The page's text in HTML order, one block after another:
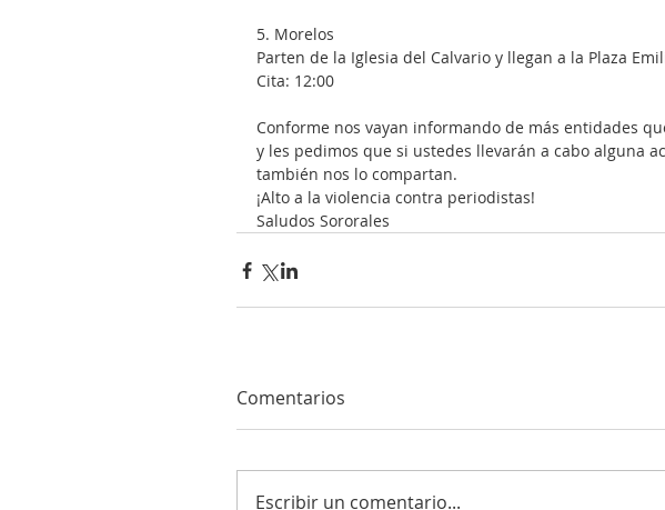
5. Morelos
Parten de la Iglesia del Calvario y llegan a la Plaza
Cita: 12:00
Conforme nos vayan informando de más entidades
y les pedimos que si ustedes llevarán a cabo alguna
también nos lo compartan.
¡Alto a la violencia contra periodistas!
Saludos Sororales
Comentarios
Escribir un comentario...